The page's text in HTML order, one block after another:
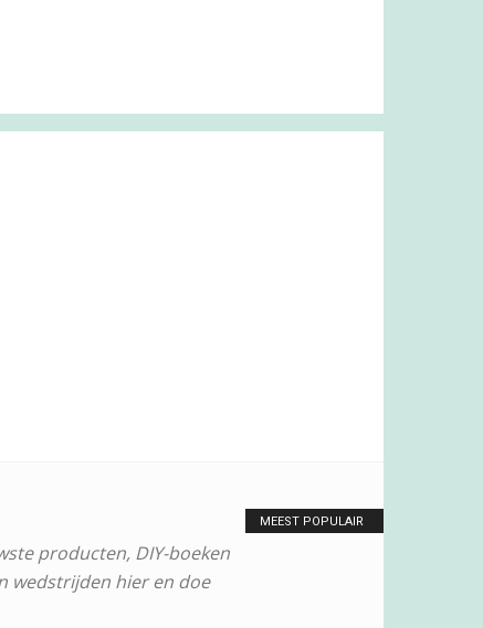
producten, DIY-boeken
wedstrijden hier en doe
MEEST POPULAIR